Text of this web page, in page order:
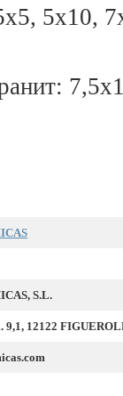
5x10,
S.L.
9,1, 12122